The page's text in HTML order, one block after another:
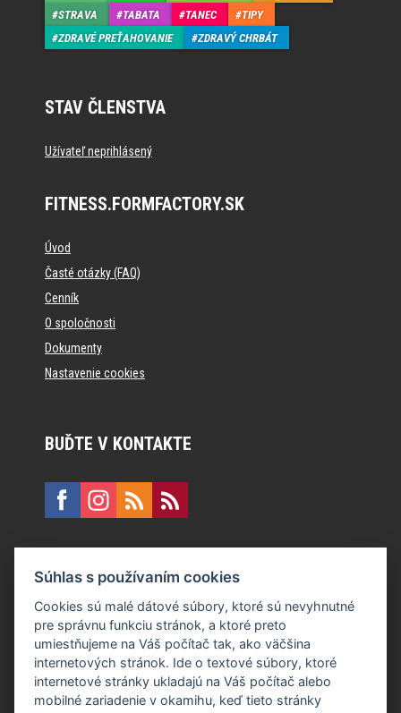
STRAVA
TABATA TANEC
TIPY
ZDRAVÉ PREŤAHOVANIE
ZDRAVÝ CHRBÁT
STAV ČLENSTVA
Užívateľ neprihlásený
FITNESS.FORMFACTORY.SK
Úvod
Časté otázky (FAQ)
Cenník
O spoločnosti
Dokumenty
Nastavenie cookies
BUĎTE V KONTAKTE
E:recepcia@formfactory.sk
Form Factory Slovakia s.r.o., Ružová dolina 480/6, 821 08
Bratislava
Za publikovaný obsah sú zodpovední jednotliví autori.
Súhlas s používaním cookies
Cookies sú malé dátové súbory, ktoré sú nevyhnutné
pre správnu funkciu stránok, a ktoré preto
umiestňujeme na Váš počítač tak, ako väčšina
internetových stránok. Ide o textové súbory, ktoré
internetové stránky ukladajú na Váš počítač alebo
mobilné zariadenie v okamihu, keď tieto stránky